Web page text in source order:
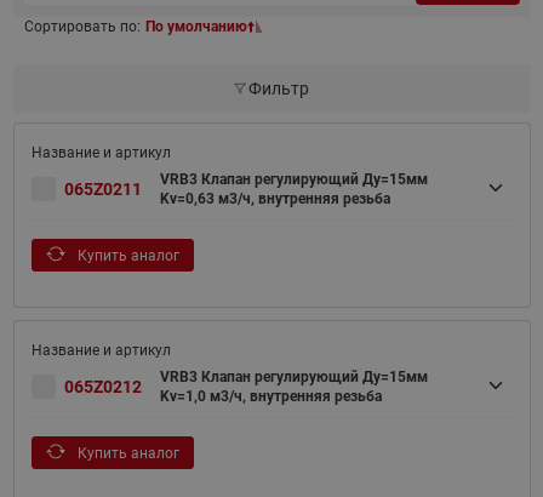
Сортировать по: По умолчанию
Фильтр
065Z0211
VRB3 Клапан регулирующий Ду=15мм
Kv=0,63 м3/ч, внутренняя резьба
Купить аналог
065Z0212
VRB3 Клапан регулирующий Ду=15мм
Kv=1,0 м3/ч, внутренняя резьба
Купить аналог